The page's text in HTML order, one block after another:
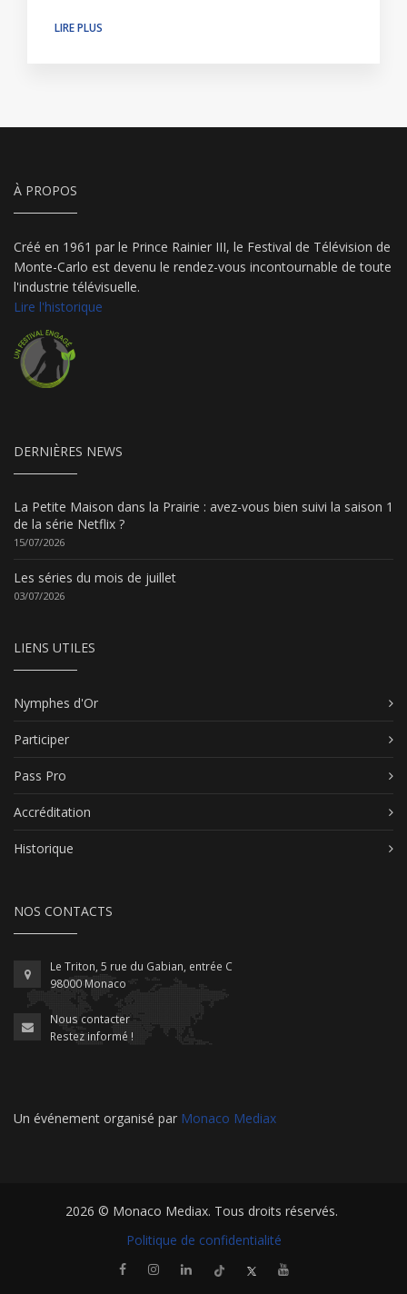
LIRE PLUS
À PROPOS
Créé en 1961 par le Prince Rainier III, le Festival de Télévision de
Monte-Carlo est devenu le rendez-vous incontournable de toute
l'industrie télévisuelle.
Lire l'historique
DERNIÈRES NEWS
La Petite Maison dans la Prairie : avez-vous bien suivi la saison 1
de la série Netflix ?
15/07/2026
Les séries du mois de juillet
03/07/2026
LIENS UTILES
Nymphes d'Or
Participer
Pass Pro
Accréditation
Historique
NOS CONTACTS
Le Triton, 5 rue du Gabian, entrée C
98000 Monaco
Nous contacter
Restez informé !
Un événement organisé par Monaco Mediax
2026 © Monaco Mediax. Tous droits réservés.
Politique de confidentialité